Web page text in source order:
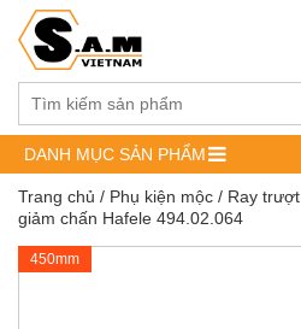
DANH MỤC SẢN PHẨM
Trang chủ / Phụ kiện mộc / Ray trượt
giảm chấn Hafele 494.02.064
450mm